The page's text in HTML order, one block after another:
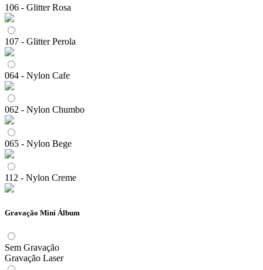
106 - Glitter Rosa
107 - Glitter Perola
064 - Nylon Cafe
062 - Nylon Chumbo
065 - Nylon Bege
112 - Nylon Creme
Gravação Mini Álbum
Sem Gravação
Gravação Laser